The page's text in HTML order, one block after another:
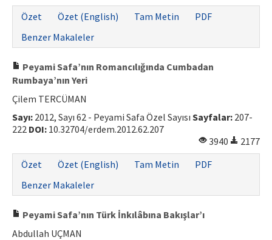
Özet
Özet (English) Tam Metin
PDF
Benzer Makaleler
Peyami Safa’nın Romancılığında Cumbadan
Rumbaya’nın Yeri
Çilem TERCÜMAN
Sayı: 2012, Sayı 62 - Peyami Safa Özel Sayısı Sayfalar: 207-
222 DOI: 10.32704/erdem.2012.62.207
3940
2177
Özet
Özet (English) Tam Metin
PDF
Benzer Makaleler
Peyami Safa’nın Türk İnkılâbına Bakışlar’ı
Abdullah UÇMAN